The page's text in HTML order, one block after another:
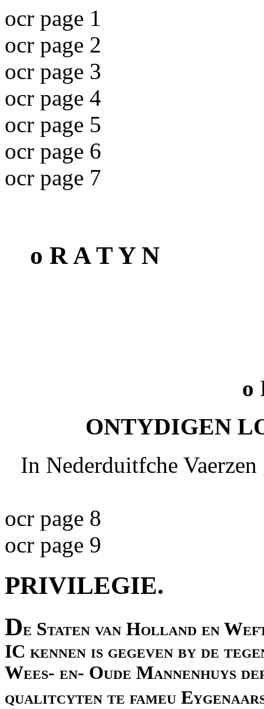
ocr page 1
ocr page 2
ocr page 3
ocr page 4
ocr page 5
ocr page 6
ocr page 7
o R A T Y N
o
ONTYDIGEN
In Nederduitfche
ocr page 8
ocr page 9
PRIVILEGIE.
De Staten van Holland en
IC kennen is gegeven by de
Wees- en- Oude Mannenhuys
qualitcyten te fameu